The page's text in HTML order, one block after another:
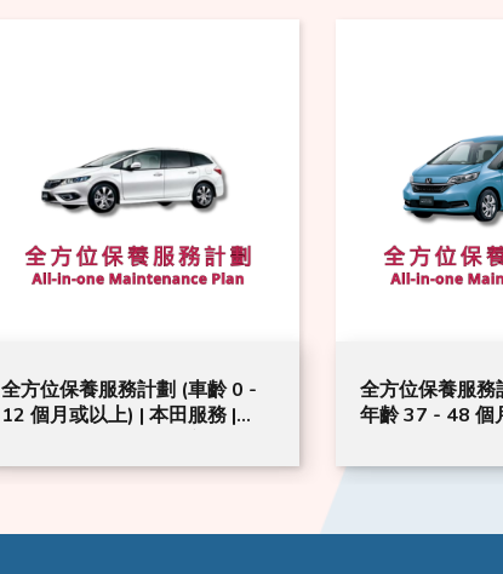
全方位保養服務計劃 (車齡 0 -
12 個月或以上) | 本田服務 |
全方位保養服
年齡 37 - 48 個